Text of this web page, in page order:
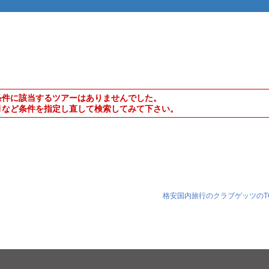
に該当するツアーはありませんでした。
ど条件を指定し直して検索してみて下さい。
格安国内旅行のクラブゲッツの